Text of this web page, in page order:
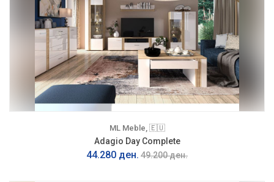
ML Meble, 🇪🇺
Adagio Day Complete
44.280 ден. 49.200 ден.